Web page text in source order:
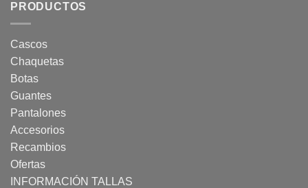
PRODUCTOS
Cascos
Chaquetas
Botas
Guantes
Pantalones
Accesorios
Recambios
Ofertas
INFORMACIÓN TALLAS